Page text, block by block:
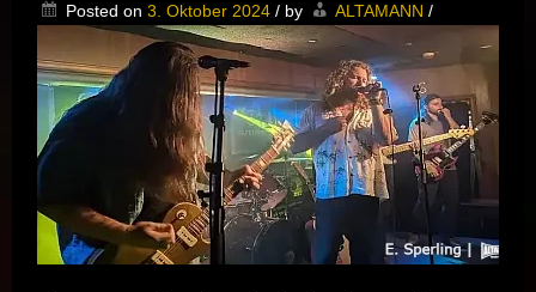
Posted on 3. Oktober 2024 / by ALTAMANN /